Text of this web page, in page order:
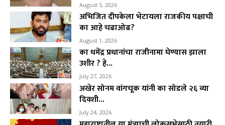
August 5, 2026
अभिजित दीपकेला भेटायला राजकीय पक्षाची
का आहे चढाओढ?
August 1, 2026
का धमेंद्र प्रधानांचा राजीनामा घेण्यास झाला
उशीर ? हे...
July 27, 2026
अखेर सोनम वांगचूक यांनी का सोडले २६ व्या
दिवशी...
July 24, 2026